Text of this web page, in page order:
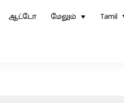
ஆட்டோ மேலும் Tamil